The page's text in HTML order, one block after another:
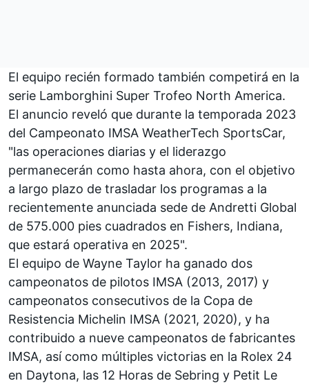
El equipo recién formado también competirá en la
serie Lamborghini Super Trofeo North America.
El anuncio reveló que durante la temporada 2023
del Campeonato IMSA WeatherTech SportsCar,
"las operaciones diarias y el liderazgo
permanecerán como hasta ahora, con el objetivo
a largo plazo de trasladar los programas a la
recientemente anunciada sede de Andretti Global
de 575.000 pies cuadrados en Fishers, Indiana,
que estará operativa en 2025".
El equipo de Wayne Taylor ha ganado dos
campeonatos de pilotos IMSA (2013, 2017) y
campeonatos consecutivos de la Copa de
Resistencia Michelin IMSA (2021, 2020), y ha
contribuido a nueve campeonatos de fabricantes
IMSA, así como múltiples victorias en la Rolex 24
en Daytona, las 12 Horas de Sebring y Petit Le